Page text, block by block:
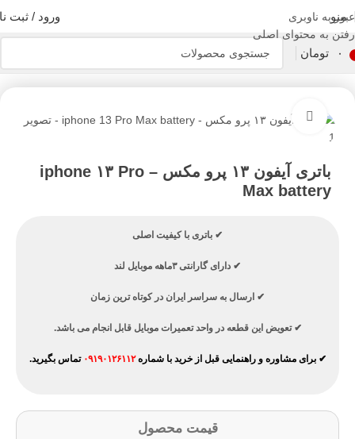
عبور به ناوبری
رفتن به محتوای اصلی
منو ورود / ثبت
۰ تومان
خانه قطعات موبایل قطعات موبایل اپل
بزرگنمایی تصویر
باتری آیفون ۱۳ پرو مکس – iphone ۱۳ Pro
Max battery
✔ باتری با کیفیت اصلی
✔ دارای گارانتی ۳ماهه موبایل لند
✔ ارسال به سراسر ایران در کوتاه ترین زمان
✔ تعویض این قطعه در واحدتعمیرات موبایل قابل انجام می باشد.
✔ برای مشاوره و راهنمایی قبل از خرید با شماره۰۹۱۹۰۱۲۶۱۱۲ تماس بگیرید.
قیمت محصول